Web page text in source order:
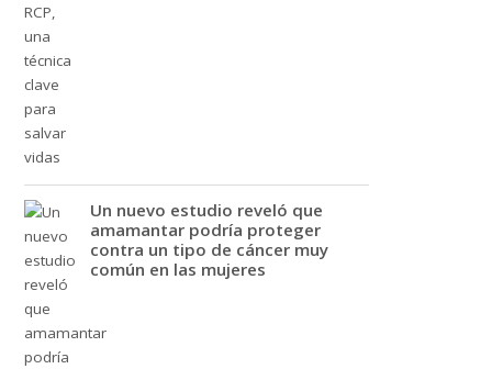
Un nuevo estudio reveló que
amamantar podría proteger
contra un tipo de cáncer muy
común en las mujeres